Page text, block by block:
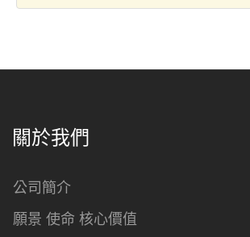
關於我們
公司簡介
願景 使命 核心價值